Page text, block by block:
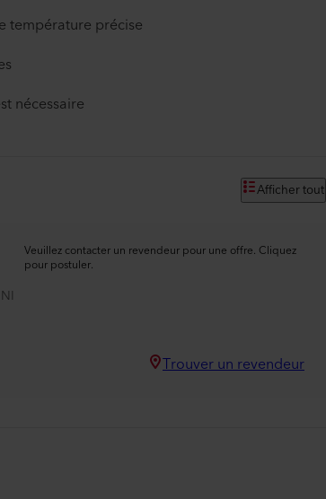
température précise
nécessaire
Afficher tout
Veuillez contacter un revendeur pour une offre. Cliquez
pour postuler.
Trouver un revendeur